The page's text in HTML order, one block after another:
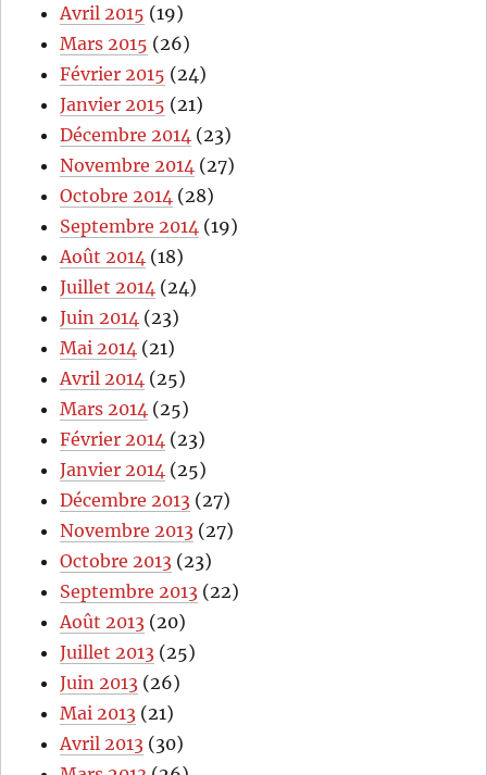
Avril 2015 (19)
Mars 2015 (26)
Février 2015 (24)
Janvier 2015 (21)
Décembre 2014 (23)
Novembre 2014 (27)
Octobre 2014 (28)
Septembre 2014 (19)
Août 2014 (18)
Juillet 2014 (24)
Juin 2014 (23)
Mai 2014 (21)
Avril 2014 (25)
Mars 2014 (25)
Février 2014 (23)
Janvier 2014 (25)
Décembre 2013 (27)
Novembre 2013 (27)
Octobre 2013 (23)
Septembre 2013 (22)
Août 2013 (20)
Juillet 2013 (25)
Juin 2013 (26)
Mai 2013 (21)
Avril 2013 (30)